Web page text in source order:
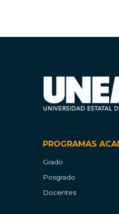
PROGRAMAS
Grado
Posgrado
Docentes